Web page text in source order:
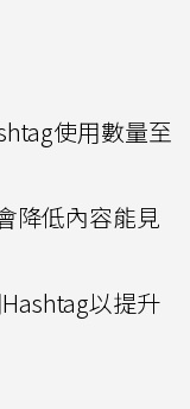
使用數量至
降低內容能見
以提升